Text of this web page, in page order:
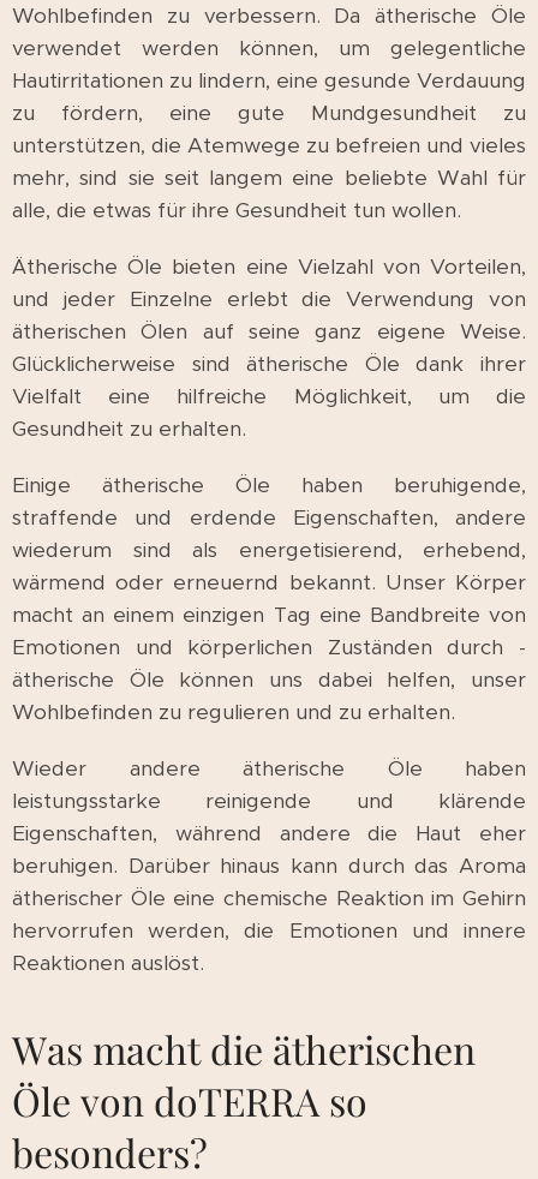
Wohlbefinden zu verbessern. Da ätherische Öle
verwendet werden können, um gelegentliche
Hautirritationen zu lindern, eine gesunde Verdauung
zu fördern, eine gute Mundgesundheit zu
unterstützen, die Atemwege zu befreien und vieles
mehr, sind sie seit langem eine beliebte Wahl für
alle, die etwas für ihre Gesundheit tun wollen.
Ätherische Öle bieten eine Vielzahl von Vorteilen,
und jeder Einzelne erlebt die Verwendung von
ätherischen Ölen auf seine ganz eigene Weise.
Glücklicherweise sind ätherische Öle dank ihrer
Vielfalt eine hilfreiche Möglichkeit, um die
Gesundheit zu erhalten.
Einige ätherische Öle haben beruhigende,
straffende und erdende Eigenschaften, andere
wiederum sind als energetisierend, erhebend,
wärmend oder erneuernd bekannt. Unser Körper
macht an einem einzigen Tag eine Bandbreite von
Emotionen und körperlichen Zuständen durch -
ätherische Öle können uns dabei helfen, unser
Wohlbefinden zu regulieren und zu erhalten.
Wieder andere ätherische Öle haben
leistungsstarke reinigende und klärende
Eigenschaften, während andere die Haut eher
beruhigen. Darüber hinaus kann durch das Aroma
ätherischer Öle eine chemische Reaktion im Gehirn
hervorrufen werden, die Emotionen und innere
Reaktionen auslöst.
Was macht die ätherischen
Öle von doTERRA so
besonders?